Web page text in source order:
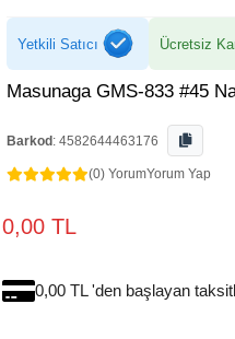
Yetkili Satıcı Ücretsiz
Masunaga GMS-833 #45
Barkod : 4582644463176
(0) YorumYorum Yap
0,00 TL
0,00 TL 'den başlayan